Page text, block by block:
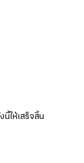
ให้เสร็จสิ้น